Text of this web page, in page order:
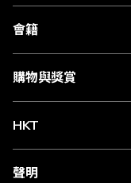
關於 The Club
合作夥伴
媒體中心
會籍
會籍及專屬禮遇
賺取積分
購物與獎賞
物流與配送
Club Shopping 商品領取
常見問題
HKT
csl.
1010
聲明